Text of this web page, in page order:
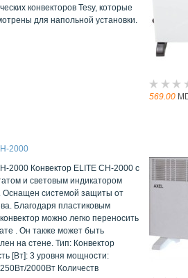
конвекторов Tesy, которые
для напольной установки.
569.00
2000
2000 Конвектор ELITE CH-2000 с
и световым индикатором
Оснащен системой защиты от
Благодаря пластиковым
можно легко переносить
. Он также может быть
на стене. Тип: Конвектор
[Вт]: 3 уровня мощности:
2000Вт Количеств